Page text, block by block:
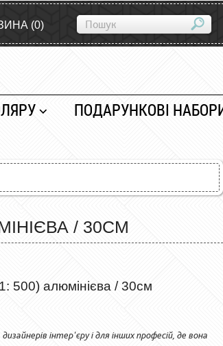
(0)
ПОДАРУНКОВІ
/ 30СМ
500) алюмінієва / 30см
інтер'єру і для інших професій, де вона